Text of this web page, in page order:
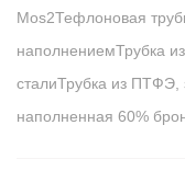
Mos2Тефлоновая
наполнениемТрубка
сталиТрубка из ПТФЭ,
наполненная 60%